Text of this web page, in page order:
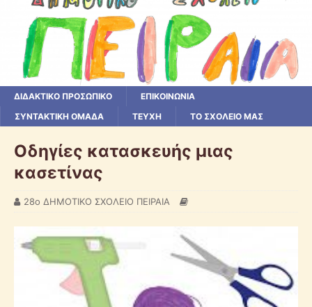
ΔΙΔΑΚΤΙΚΟ ΠΡΟΣΩΠΙΚΟ
ΕΠΙΚΟΙΝΩΝΙΑ
ΣΥΝΤΑΚΤΙΚΗ ΟΜΑΔΑ
ΤΕΥΧΗ ΤΟ ΣΧΟΛΕΙΟ ΜΑΣ
Οδηγίες κατασκευής μιας
κασετίνας
28ο ΔΗΜΟΤΙΚΟ ΣΧΟΛΕΙΟ ΠΕΙΡΑΙΑ